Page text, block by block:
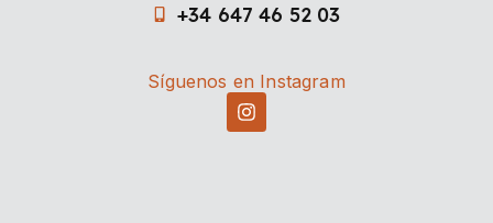
+34 647 46 52 03
Síguenos en Instagram